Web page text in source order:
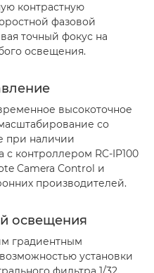
контрастную
фазовой
точный фокус на
освещения.
высокоточное
со
при наличии
с контроллером RC-IP100
Camera Control и
производителей.
освещения
градиентным
установки